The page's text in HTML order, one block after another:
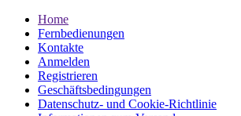
Home
Fernbedienungen
Kontakte
Anmelden
Registrieren
Geschäftsbedingungen
Datenschutz- und Cookie-Richtlinie